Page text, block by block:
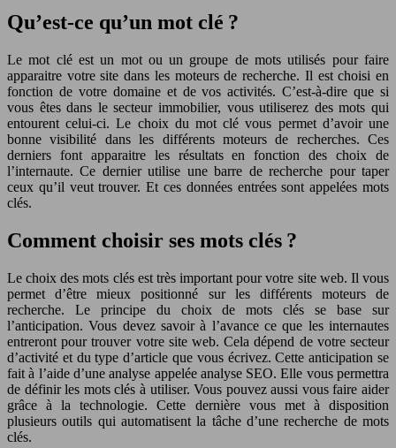
Qu’est-ce qu’un mot clé ?
Le mot clé est un mot ou un groupe de mots utilisés pour faire
apparaitre votre site dans les moteurs de recherche. Il est choisi en
fonction de votre domaine et de vos activités. C’est-à-dire que si
vous êtes dans le secteur immobilier, vous utiliserez des mots qui
entourent celui-ci. Le choix du mot clé vous permet d’avoir une
bonne visibilité dans les différents moteurs de recherches. Ces
derniers font apparaitre les résultats en fonction des choix de
l’internaute. Ce dernier utilise une barre de recherche pour taper
ceux qu’il veut trouver. Et ces données entrées sont appelées mots
clés.
Comment choisir ses mots clés ?
Le choix des mots clés est très important pour votre site web. Il vous
permet d’être mieux positionné sur les différents moteurs de
recherche. Le principe du choix de mots clés se base sur
l’anticipation. Vous devez savoir à l’avance ce que les internautes
entreront pour trouver votre site web. Cela dépend de votre secteur
d’activité et du type d’article que vous écrivez. Cette anticipation se
fait à l’aide d’une analyse appelée analyse SEO. Elle vous permettra
de définir les mots clés à utiliser. Vous pouvez aussi vous faire aider
grâce à la technologie. Cette dernière vous met à disposition
plusieurs outils qui automatisent la tâche d’une recherche de mots
clés.